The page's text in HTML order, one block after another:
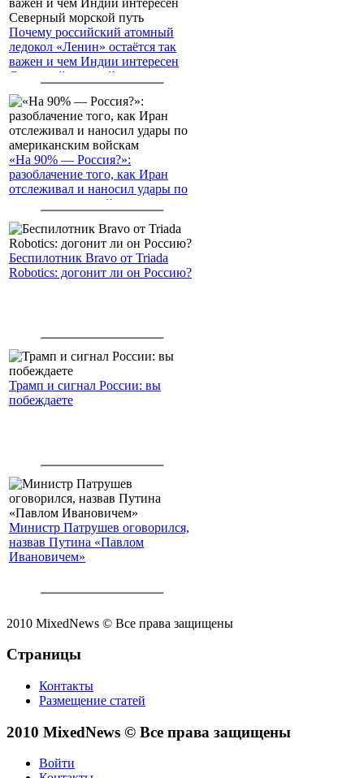
Почему российский атомный
ледокол «Ленин» остаётся так
важен и чем Индии интересен
Северный морской путь
«На 90% — Россия?»:
разоблачение того, как Иран
отслеживал и наносил удары по
американским войскам
Беспилотник Bravo от Triada
Robotics: догонит ли он Россию?
Трамп и сигнал России: вы
побеждаете
Министр Патрушев оговорился,
назвав Путина «Павлом
Ивановичем»
2010 MixedNews © Все права защищены
Страницы
Контакты
Размещение статей
2010 MixedNews © Все права защищены
Войти